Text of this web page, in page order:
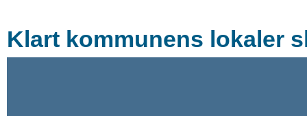
Klart kommunens lokaler